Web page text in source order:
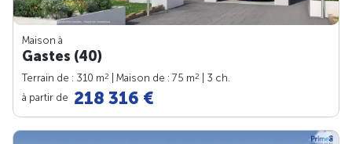
Maison à
Gastes (40)
Terrain de : 310 m2 | Maison de : 75 m2
| 3 ch.
à partir de 218 316 €